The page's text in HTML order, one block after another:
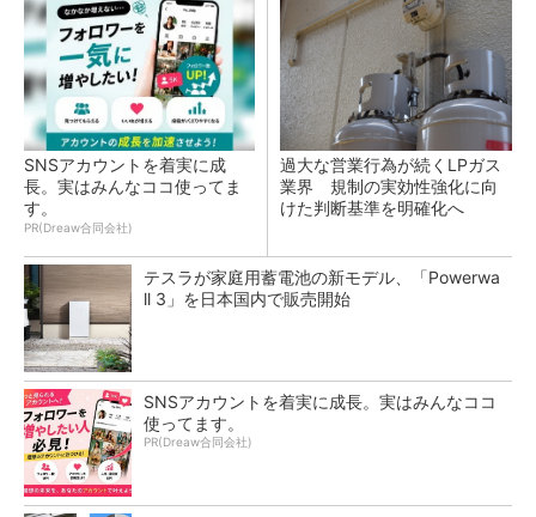
SNSアカウントを着実に成
長。実はみんなココ使ってま
す。
PR(Dreaw合同会社)
過大な営業行為が続くLPガス
業界 規制の実効性強化に向
けた判断基準を明確化へ
テスラが家庭用蓄電池の新モデル、「Powerwa
ll 3」を日本国内で販売開始
SNSアカウントを着実に成長。実はみんなココ
使ってます。
PR(Dreaw合同会社)